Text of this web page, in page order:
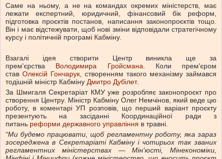
Саме на ньому, а не на командах окремих міністерств, має
лежати експертний, юридичний, фінансовий бік реформ,
підготовка проєктів постанов, написання законопроєктів тощо.
Він і має відстежувати, щоб нові зміни відповідали стратегічному
курсу і політичній програмі Кабміну.
Взагалі ідея створити Центр виникла ще за
прем'єрства Володимира Гройсмана. Коли прем'єром
став Олексій Гончарук, створенням такого механізму займався
тодішній міністр Кабміну Дмитро Дубілет.
За Шмигаля Секретаріат КМУ уже розробляє законопроєкт про
створення Центру. Міністр Кабміну Олег Немчінов, який веде цю
роботу, в коментарі УП розповів, що перший варіант проєкту
презентують на засіданні Координаційної ради з
питань реформи державного управління в травні.
“Ми будемо працювати, щоб регламентну роботу, яка зараз
зосереджена в Секретаріаті Кабміну і чотирьох так званих
регламентних міністерствах — Мін'юсті, Мінекономіки,